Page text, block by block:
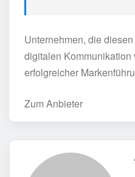
Unternehmen, die
digitalen
erfolgreicher
Zum Anbieter